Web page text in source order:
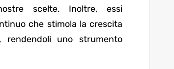
scelte. Inoltre, essi
che stimola la crescita
rendendoli uno strumento